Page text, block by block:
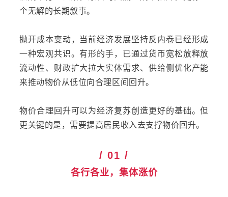
个无解的长期叙事。
抛开成本变动，当前经济发展坚持反内卷已经形成
一种宏观共识。有形的手，已通过货币宽松放释放
流动性、财政扩大拉大实体需求、供给侧优化产能
来推动物价从低位向合理区间回升。
物价合理回升可以为经济复苏创造更好的基础。但
更关键的是，需要提高居民收入去支撑物价回升。
/ 01 /
各行各业，集体涨价